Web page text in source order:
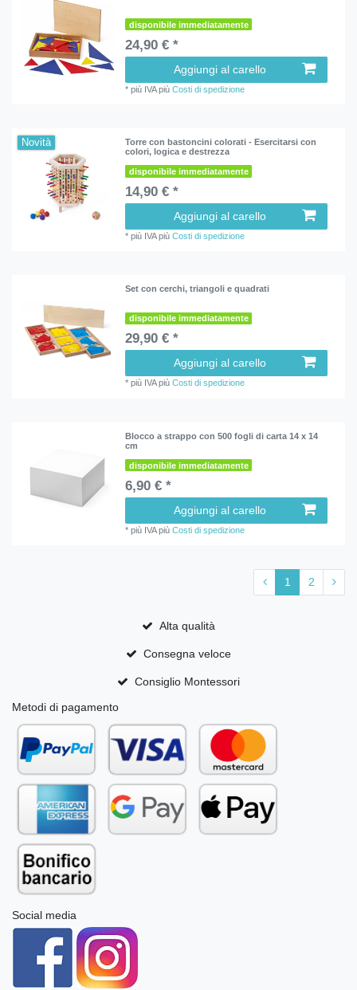
disponibile immediatamente
24,90 € *
Aggiungi al carello
*più IVApiùCosti di spedizione
Novità
Torre con bastoncini colorati - Esercitarsi con
colori, logica e destrezza
disponibile immediatamente
14,90 € *
Aggiungi al carello
*più IVApiùCosti di spedizione
Set con cerchi, triangoli e quadrati
disponibile immediatamente
29,90 € *
Aggiungi al carello
*più IVApiùCosti di spedizione
Blocco a strappo con 500 fogli di carta 14 x 14
cm
disponibile immediatamente
6,90 € *
Aggiungi al carello
*più IVApiùCosti di spedizione
1 2
Alta qualità
Consegna veloce
Consiglio Montessori
Metodi di pagamento
Social media